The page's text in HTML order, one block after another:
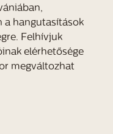
a hangutasítások
Felhívjuk
elérhetősége
megváltozhat